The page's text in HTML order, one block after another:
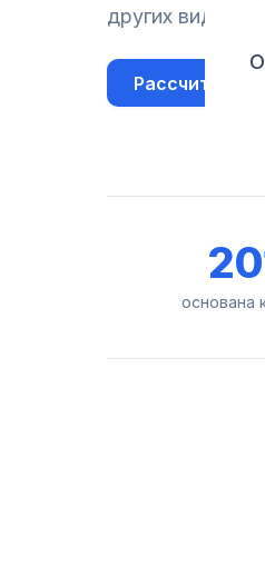
других видов
Рассчитать
основана